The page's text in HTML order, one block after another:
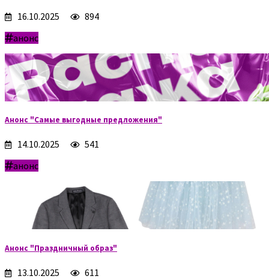
16.10.2025
894
анонс
Анонс "Самые выгодные предложения"
14.10.2025
541
анонс
Анонс "Праздничный образ"
13.10.2025
611